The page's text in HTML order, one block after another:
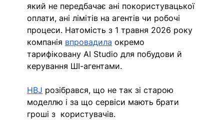
який не передбачає ані покористувацької
оплати, ані лімітів на агентів чи робочі
процеси. Натомість з 1 травня 2026 року
компанія впровадила окремо
тарифіковану AI Studio для побудови й
керування ШІ-агентами.
HBJ розібрався, що не так зі старою
моделлю і за що сервіси мають брати
гроші з  користувачів.